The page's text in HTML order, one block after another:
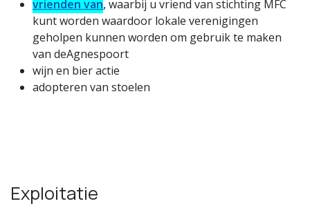
vrienden van,waarbij u vriend van stichting MFC
kunt worden waardoor lokale verenigingen
geholpen kunnen worden om gebruik te maken
van deAgnespoort
wijn en bier actie
adopteren van stoelen
Exploitatie